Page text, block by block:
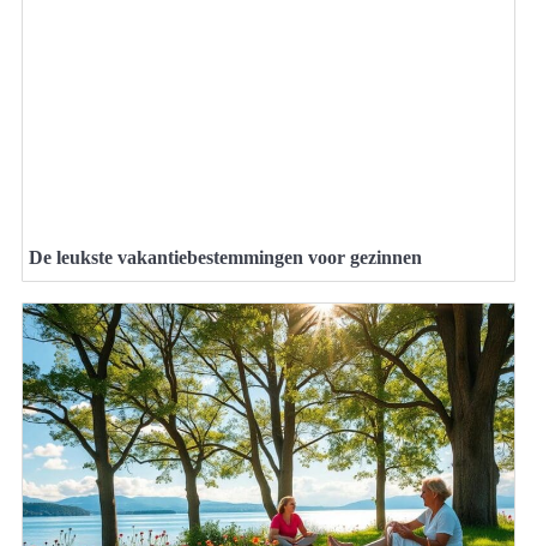
De leukste vakantiebestemmingen voor gezinnen